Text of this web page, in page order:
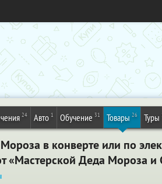
24 Авто 1 Обучение 31 Товары 26 Туры
в конверте или по
«Мастерской Деда Мороза и